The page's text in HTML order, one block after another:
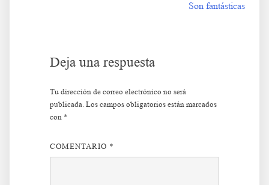
Son fantásticas
Deja una respuesta
Tu dirección de correo electrónico no será
publicada. Los campos obligatorios están marcados
con *
COMENTARIO *